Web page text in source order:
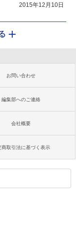
2015年12月10日
お問い合わせ
編集部へのご連絡
会社概要
商取引法に基づく表示